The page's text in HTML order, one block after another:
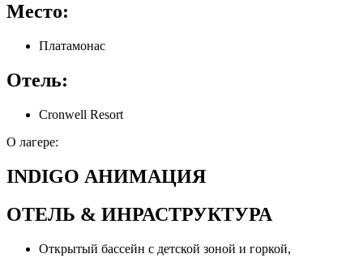
Место:
Платамонас
Отель:
Cronwell Resort
О лагере:
INDIGO АНИМАЦИЯ
ОТЕЛЬ & ИНРАСТРУКТУРА
Открытый бассейн с детской зоной и горкой,